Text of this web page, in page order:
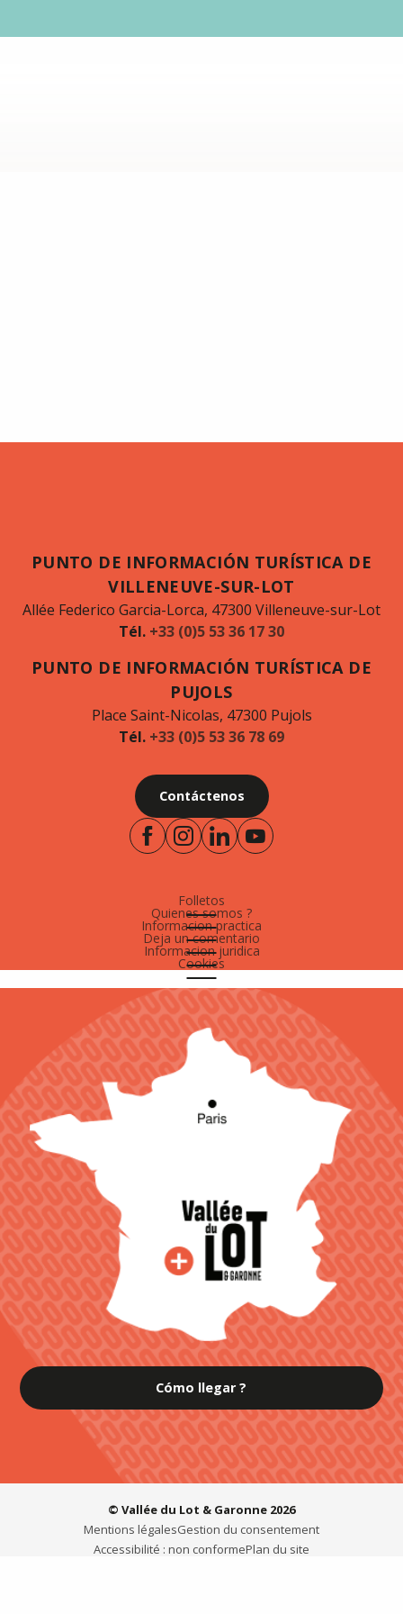
PUNTO DE INFORMACIÓN TURÍSTICA DE
VILLENEUVE-SUR-LOT
Allée Federico Garcia-Lorca, 47300 Villeneuve-sur-Lot
Tél. +33 (0)5 53 36 17 30
PUNTO DE INFORMACIÓN TURÍSTICA DE
PUJOLS
Place Saint-Nicolas, 47300 Pujols
Tél. +33 (0)5 53 36 78 69
Contáctenos
Folletos
Quienes somos ?
Informacion practica
Deja un comentario
Informacion juridica
Cookies
Cómo llegar ?
© Vallée du Lot & Garonne 2026
Mentions légalesGestion du consentement
Accessibilité : non conformePlan du site